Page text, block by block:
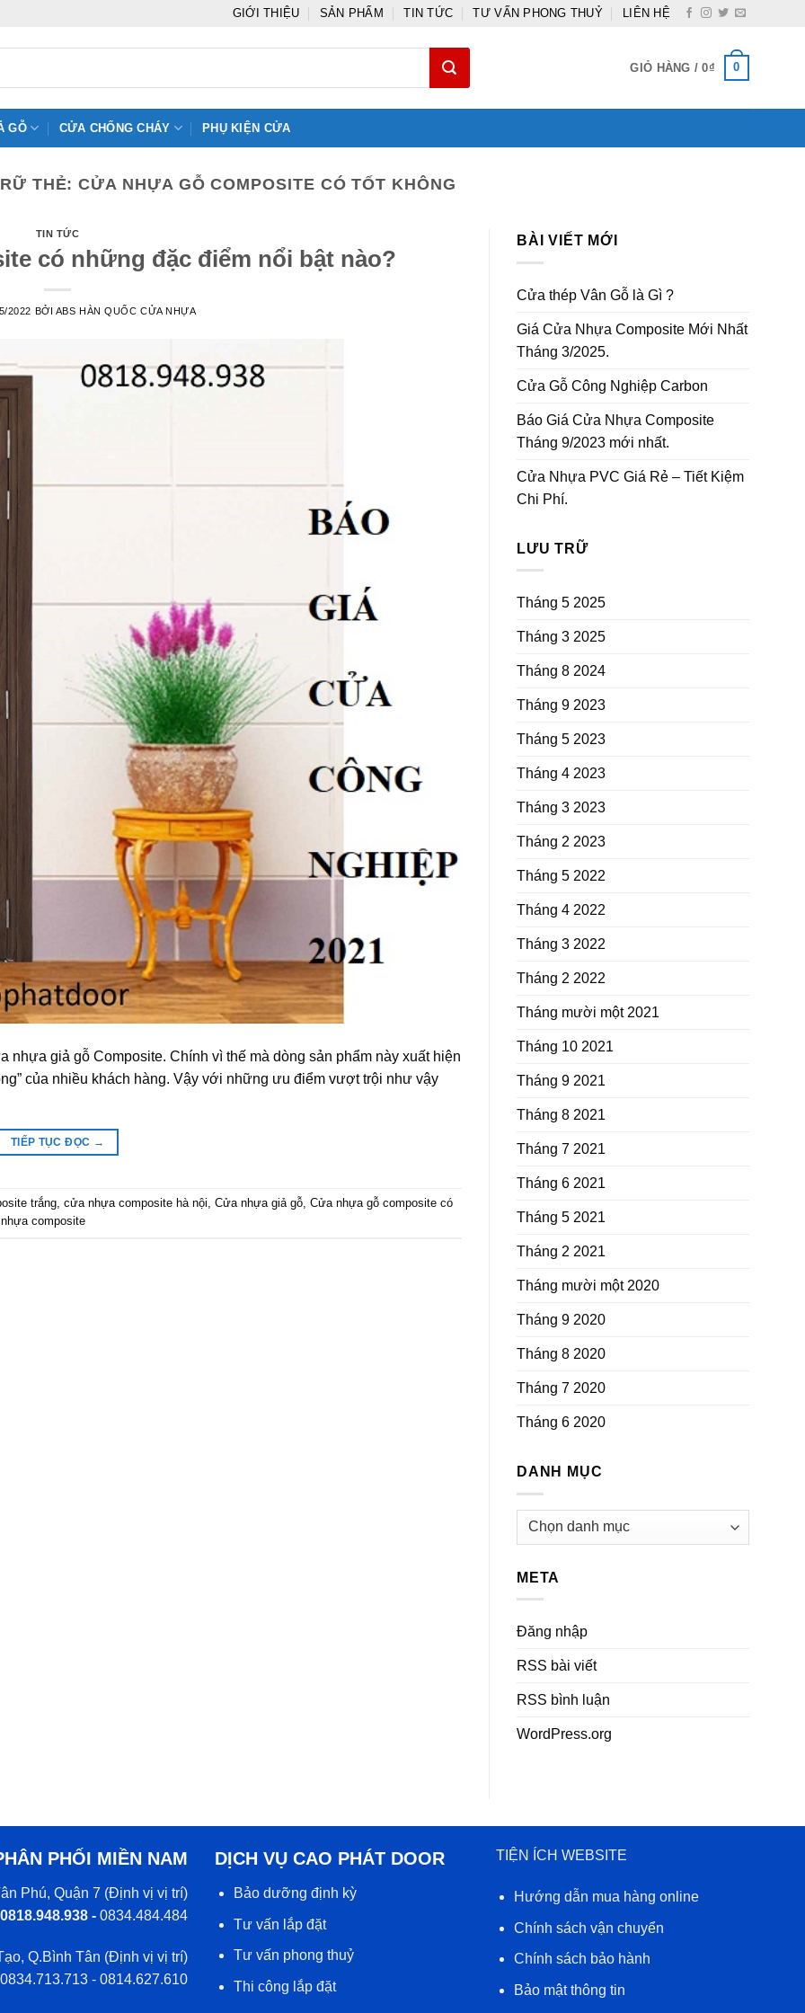
GIỚI THIỆU SẢN PHẨM TIN TỨC TƯ VẤN PHONG THUỶ LIÊN HỆ
GIỎ HÀNG /0₫ 0
GỖ CỬA CHỐNG CHÁY PHỤ KIỆN CỬA
THẺ:CỬA NHỰA GỖ COMPOSITE CÓ TỐT KHÔNG
TIN TỨC
có những đặc điểm nổi bật nào?
2022 BỞI ABS HÀN QUỐC CỬA NHỰA
nhựa giả gỗ Composite. Chính vì thế mà dòng sản phẩm này xuất hiện
của nhiều khách hàng. Vậy với những ưu điểm vượt trội như vậy
TIẾP TỤC ĐỌC →
trắng, cửa nhựa composite hà nội, Cửa nhựa giả gỗ, Cửa nhựa gỗ composite có
composite
BÀI VIẾT MỚI
Cửa thép Vân Gỗ là Gì ?
Giá Cửa Nhựa Composite Mới Nhất
Tháng 3/2025.
Cửa Gỗ Công Nghiệp Carbon
Báo Giá Cửa Nhựa Composite
Tháng 9/2023 mới nhất.
Cửa Nhựa PVC Giá Rẻ – Tiết Kiệm
Chi Phí.
LƯU TRỮ
Tháng 5 2025
Tháng 3 2025
Tháng 8 2024
Tháng 9 2023
Tháng 5 2023
Tháng 4 2023
Tháng 3 2023
Tháng 2 2023
Tháng 5 2022
Tháng 4 2022
Tháng 3 2022
Tháng 2 2022
Tháng mười một 2021
Tháng 10 2021
Tháng 9 2021
Tháng 8 2021
Tháng 7 2021
Tháng 6 2021
Tháng 5 2021
Tháng 2 2021
Tháng mười một 2020
Tháng 9 2020
Tháng 8 2020
Tháng 7 2020
Tháng 6 2020
DANH MỤC
Danh
META
Đăng nhập
RSS bài viết
RSS bình luận
WordPress.org
PHỐI MIỀN NAM
Phú, Quận 7 (Định vị vị trí)
- 0834.484.484
Q.Bình Tân (Định vị vị trí)
- 0814.627.610
DỊCH VỤ CAO PHÁT DOOR
Bảo dưỡng định kỳ
Tư vấn lắp đặt
Tư vấn phong thuỷ
Thi công lắp đặt
TIỆN ÍCH WEBSITE
Hướng dẫn mua hàng online
Chính sách vận chuyển
Chính sách bảo hành
Bảo mật thông tin